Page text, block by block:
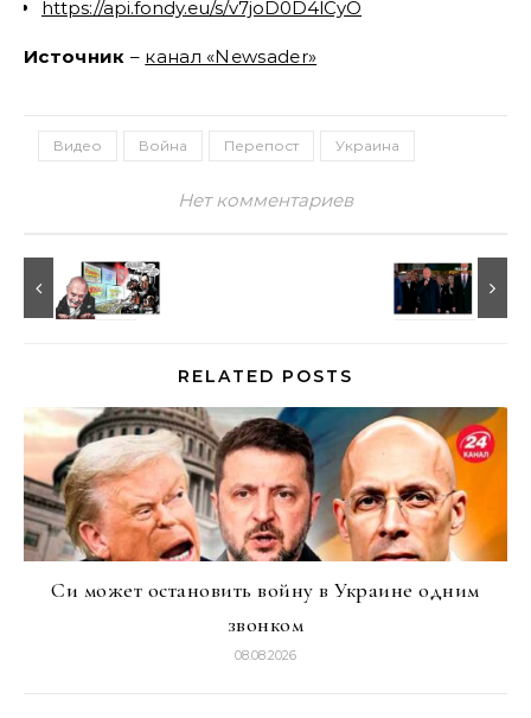
https://api.fondy.eu/s/v7joD0D4lCyO
Источник – канал «Newsader»
Видео Война Перепост Украина
Нет комментариев
RELATED POSTS
Си может остановить войну в Украине одним
звонком
08.08.2026